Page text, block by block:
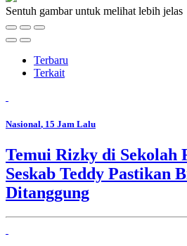
Sentuh gambar untuk melihat lebih jelas
Terbaru
Terkait
Nasional, 15 Jam Lalu
Temui Rizky di Sekolah
Seskab Teddy Pastikan
Ditanggung